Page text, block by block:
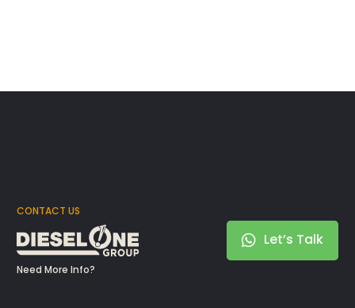
CONTACT US
Need More Info?
Let’s Talk